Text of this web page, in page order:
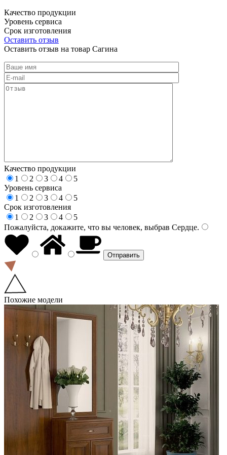
Качество продукции
Уровень сервиса
Срок изготовления
Оставить отзыв
Оставить отзыв на товар Сагина
Качество продукции
1
2 3 4
5
Уровень сервиса
1
2 3 4
5
Срок изготовления
1
2 3 4
5
Пожалуйста, докажите, что вы человек, выбрав Сердце.
Похожие модели